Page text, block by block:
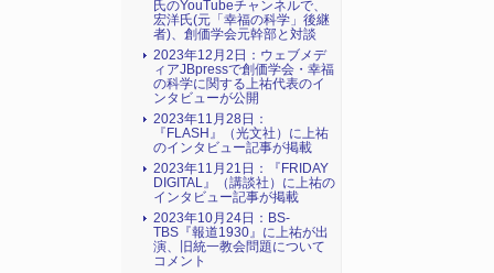
氏のYouTubeチャンネルで、
宏洋氏(元「幸福の科学」後継
者)、創価学会元幹部と対談
2023年12月2日：ウェブメデ
ィアJBpressで創価学会・幸福
の科学に関する上祐代表のイ
ンタビューが公開
2023年11月28日：
『FLASH』（光文社）に上祐
のインタビュー記事が掲載
2023年11月21日：『FRIDAY
DIGITAL』（講談社）に上祐の
インタビュー記事が掲載
2023年10月24日：BS-
TBS『報道1930』に上祐が出
演、旧統一教会問題について
コメント